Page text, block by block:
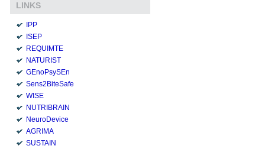
LINKS
IPP
ISEP
REQUIMTE
NATURIST
GEnoPsySEn
Sens2BiteSafe
WISE
NUTRIBRAIN
NeuroDevice
AGRIMA
SUSTAIN